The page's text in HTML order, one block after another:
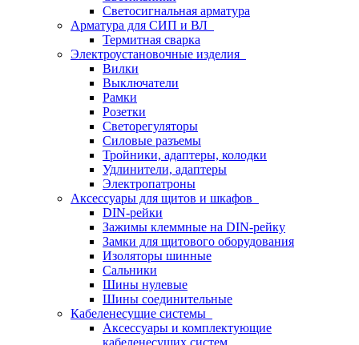
Светосигнальная арматура
Арматура для СИП и ВЛ
Термитная сварка
Электроустановочные изделия
Вилки
Выключатели
Рамки
Розетки
Светорегуляторы
Силовые разъемы
Тройники, адаптеры, колодки
Удлинители, адаптеры
Электропатроны
Аксессуары для щитов и шкафов
DIN-рейки
Зажимы клеммные на DIN-рейку
Замки для щитового оборудования
Изоляторы шинные
Сальники
Шины нулевые
Шины соединительные
Кабеленесущие системы
Аксессуары и комплектующие
кабеленесущих систем